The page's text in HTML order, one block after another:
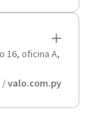
16, oficina A,
/valo.com.py